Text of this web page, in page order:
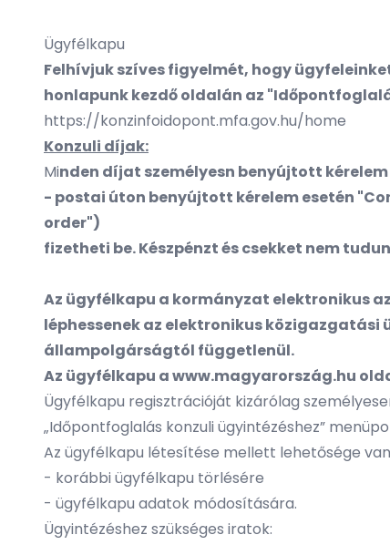
Ügyfélkapu
Felhívjuk szíves figyelmét, hogy
honlapunk kezdő oldalán az
https://konzinfoidopont.mfa.gov.hu/home
Konzuli díjak:
Minden díjat személyesn benyújtott
- postai úton benyújtott kérelem esetén
order")
fizetheti be. Készpénzt és csekket nem
Az ügyfélkapu a kormányzat elektronikus
léphessenek az elektronikus
állampolgárságtól függetlenül.
Az ügyfélkapu awww.magyarország.hu
Ügyfélkapu regisztrációját kizárólag
„Időpontfoglalás konzuli ügyintézéshez”
Az ügyfélkapu létesítése mellett lehetősége
- korábbi ügyfélkapu törlésére
- ügyfélkapu adatok módosítására.
Ügyintézéshez szükséges iratok: